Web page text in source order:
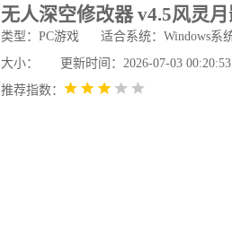
无人深空修改器 v4.5风灵
类型：PC游戏
适合系统：Windows系
大小：
更新时间：2026-07-03 00:20:53
推荐指数：